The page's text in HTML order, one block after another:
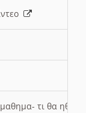
τι θα